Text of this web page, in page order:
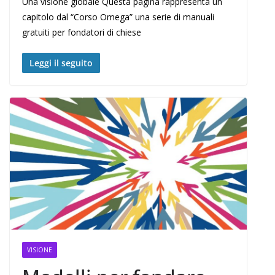
capitolo dal “Corso Omega” una serie di manuali
gratuiti per fondatori di chiese
Leggi il seguito
VISIONE